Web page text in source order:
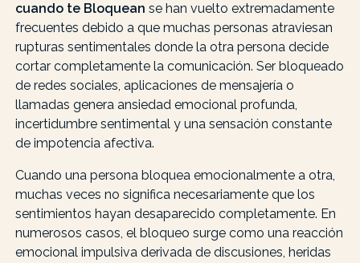
cuando te Bloquean se han vuelto extremadamente
frecuentes debido a que muchas personas atraviesan
rupturas sentimentales donde la otra persona decide
cortar completamente la comunicación. Ser bloqueado
de redes sociales, aplicaciones de mensajería o
llamadas genera ansiedad emocional profunda,
incertidumbre sentimental y una sensación constante
de impotencia afectiva.
Cuando una persona bloquea emocionalmente a otra,
muchas veces no significa necesariamente que los
sentimientos hayan desaparecido completamente. En
numerosos casos, el bloqueo surge como una reacción
emocional impulsiva derivada de discusiones, heridas